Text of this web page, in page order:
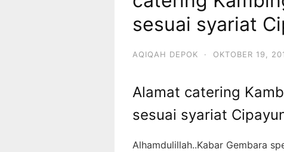
sesuai syariat
AQIQAH DEPOK · OKTOBER 19,
Alamat catering
sesuai syariat
Alhamdulillah..Kabar Gembara